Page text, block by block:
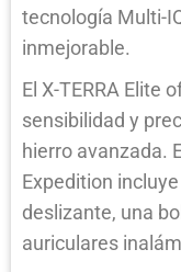
tecnología Multi-
inmejorable.
El X-TERRA Elite
sensibilidad y
hierro avanzada.
Expedition
deslizante, una
auriculares